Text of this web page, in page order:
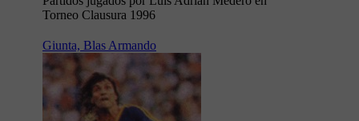
Torneo Clausura 1996
Giunta, Blas Armando